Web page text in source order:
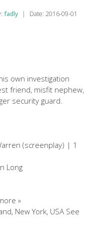
fadly | Date: 2016-09-01
own investigation
friend, misfit nephew,
security guard.
(screenplay) | 1
Long
»
New York, USA See